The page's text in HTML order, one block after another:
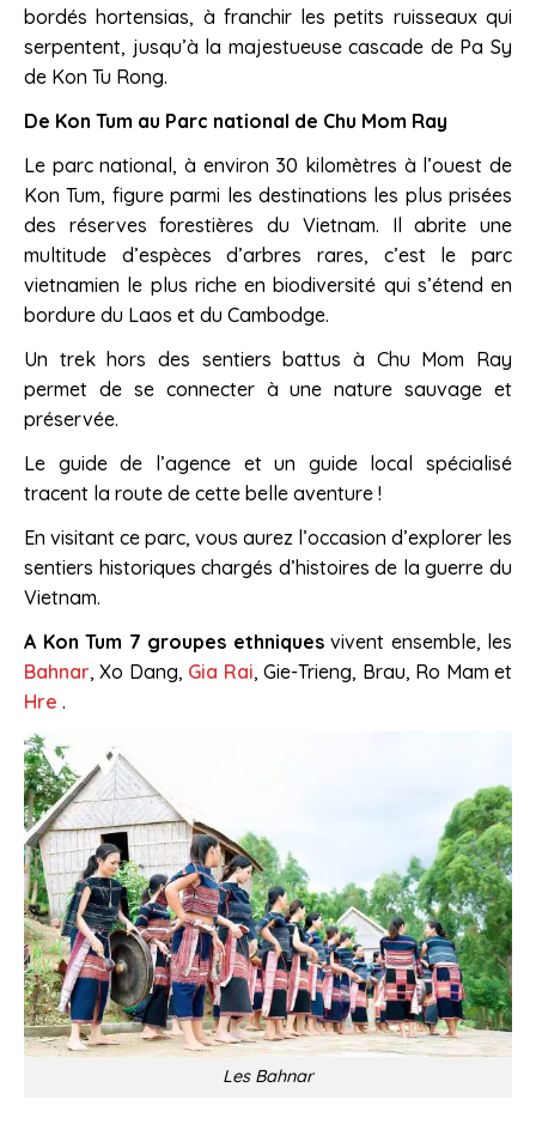
bordés hortensias, à franchir les petits ruisseaux qui
serpentent, jusqu’à la majestueuse cascade de Pa Sy
de Kon Tu Rong.
De Kon Tum au Parc national de Chu Mom Ray
Le parc national, à environ 30 kilomètres à l’ouest de
Kon Tum, figure parmi les destinations les plus prisées
des réserves forestières du Vietnam. Il abrite une
multitude d’espèces d’arbres rares, c’est le parc
vietnamien le plus riche en biodiversité qui s’étend en
bordure du Laos et du Cambodge.
Un trek hors des sentiers battus à Chu Mom Ray
permet de se connecter à une nature sauvage et
préservée.
Le guide de l’agence et un guide local spécialisé
tracent la route de cette belle aventure !
En visitant ce parc, vous aurez l’occasion d’explorer les
sentiers historiques chargés d’histoires de la guerre du
Vietnam.
A Kon Tum 7 groupes ethniquesvivent ensemble, les
Bahnar, Xo Dang, Gia Rai, Gie-Trieng, Brau, Ro Mam et
Hre .
Les Bahnar